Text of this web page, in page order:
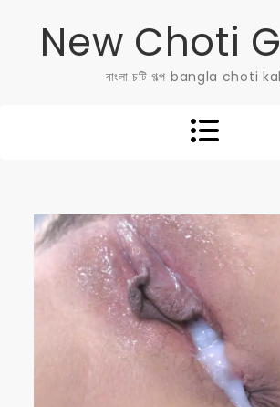
New Choti
বাংলা চটি গল্প bangla choti